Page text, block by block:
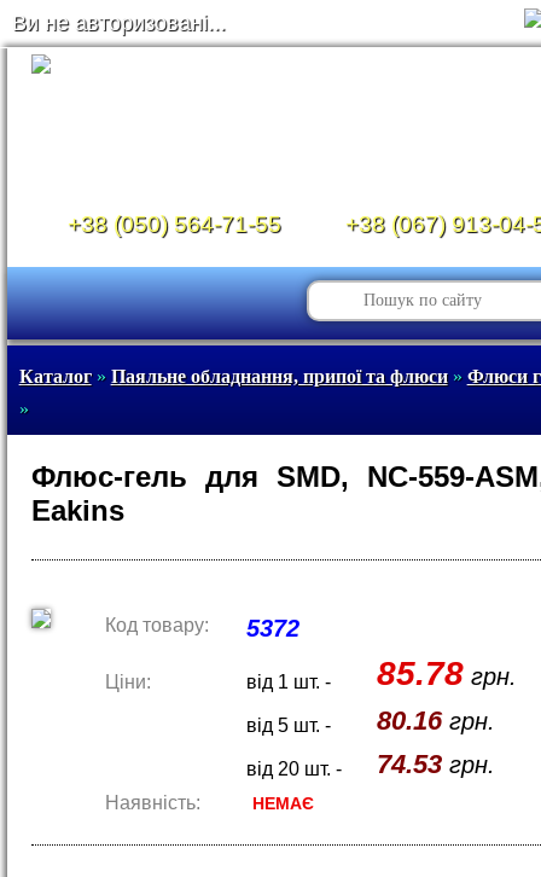
Ви не авторизовані...
+38 (050) 564-71-55 +38 (067) 913-04-
Каталог» Паяльне обладнання, припої та флюси» Флюси
»
Флюс-гель для SMD, NC-559-
Eakins
Код товару: 5372
Ціни: від 1 шт. - 85.78грн.
від 5 шт. - 80.16грн.
від 20 шт. - 74.53грн.
Наявність: НЕМАЄ